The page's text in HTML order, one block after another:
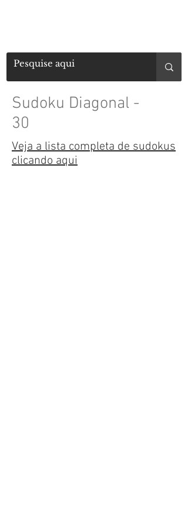
Sudoku Diagonal -
30
Veja a lista completa de sudokus
clicando aqui